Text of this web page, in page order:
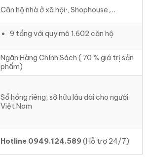
Căn hộ nhà ở xã hội·, Shophouse,…
9 tầng với quy mô 1.602 căn hộ
Ngân Hàng Chính Sách ( 70 % giá trị sản
phẩm)
Sổ hồng riêng, sở hữu lâu dài cho người
Việt Nam
Hotline 0949.124.589(Hỗ trợ 24/7)